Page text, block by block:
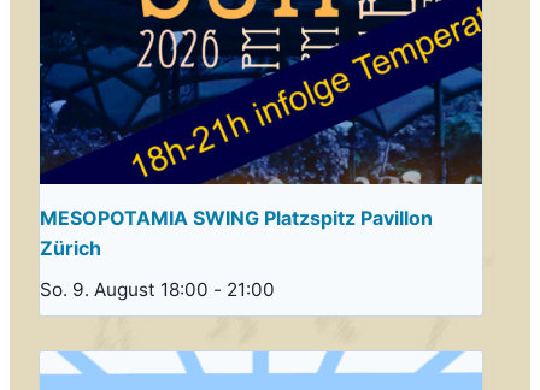
MESOPOTAMIA SWING Platzspitz Pavillon
Zürich
So. 9. August 18:00 - 21:00